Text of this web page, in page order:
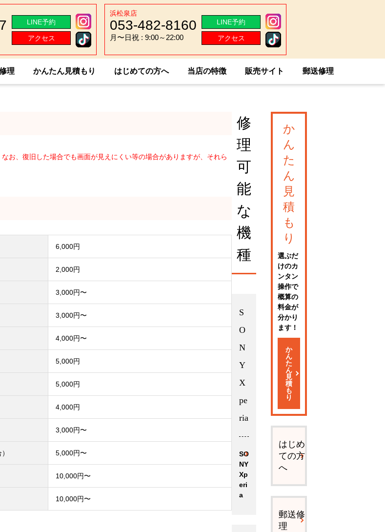
LINE予約
アクセス
浜松泉店
053-482-8160
月〜日祝 : 9:00～22:00
LINE予約
アクセス
理 かんたん見積もり はじめての方へ 当店の特徴 販売サイト 郵送修理
お、復旧した場合でも画面が見えにくい等の場合がありますが、それら
6,000円
2,000円
3,000円〜
3,000円〜
4,000円〜
5,000円
5,000円
4,000円
3,000円〜
5,000円〜
10,000円〜
10,000円〜
修
理
可
能
な
機
種
S
O
N
Y
X
pe
ria
SO
NY
Xp
eri
a
か
ん
た
ん
見
積
も
り
選ぶだ
けのカ
ンタン
操作で
概算の
料金が
分かり
ます！
か
ん
た
ん
見
積
も
り
はじめ
ての方
へ
郵送修
理